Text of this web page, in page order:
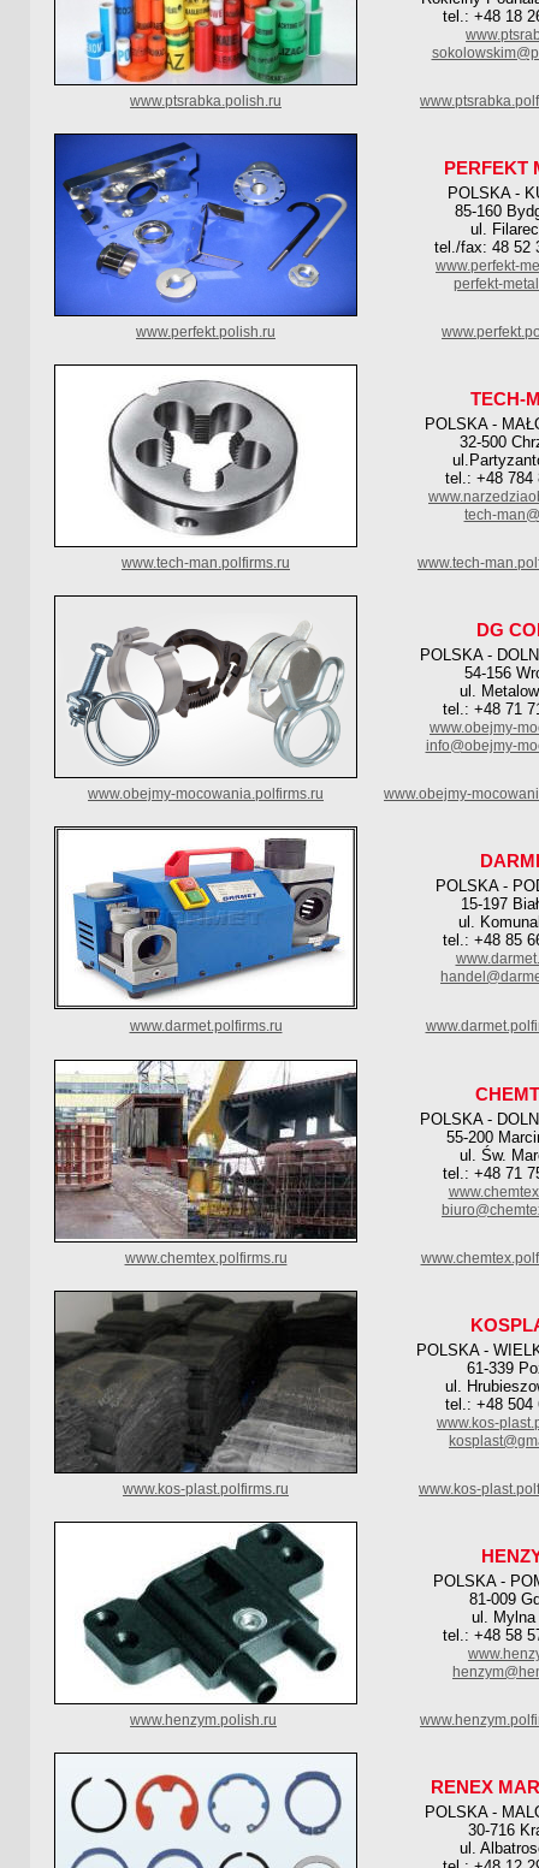
tel.: +48 18
www.ptsrabka.polish.ru
PERFEKT
POLSKA -
85-160
ul.
tel./fax: 48 52
www.perfekt-
perfekt-
www.perfekt.polish.ru
TECH-
POLSKA -
32-500
tel.: +48 784
tech-
www.tech-man.polfirms.ru www.tech-
DG
POLSKA -
54-156
ul.
tel.: +48 71
www.obejmy-
info@obejmy-
www.obejmy-mocowania.polfirms.ru www.obejmy-
POLSKA -
15-197
ul.
tel.: +48 85
www.darmet.polfirms.ru
POLSKA -
55-200
ul. Św.
tel.: +48 71
www.chemtex.polfirms.ru
POLSKA -
61-339
ul.
tel.: +48 504
www.kos-
www.kos-plast.polfirms.ru www.kos-
POLSKA -
81-009
ul. Mylna
tel.: +48 58
www.henzym.polish.ru
RENEX
POLSKA -
30-716
ul.